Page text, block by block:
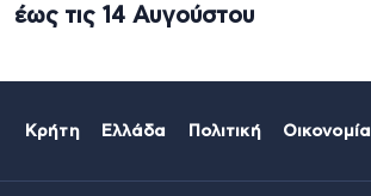
έως τις 14 Αυγούστου
Κρήτη Ελλάδα Πολιτική Οικονομία